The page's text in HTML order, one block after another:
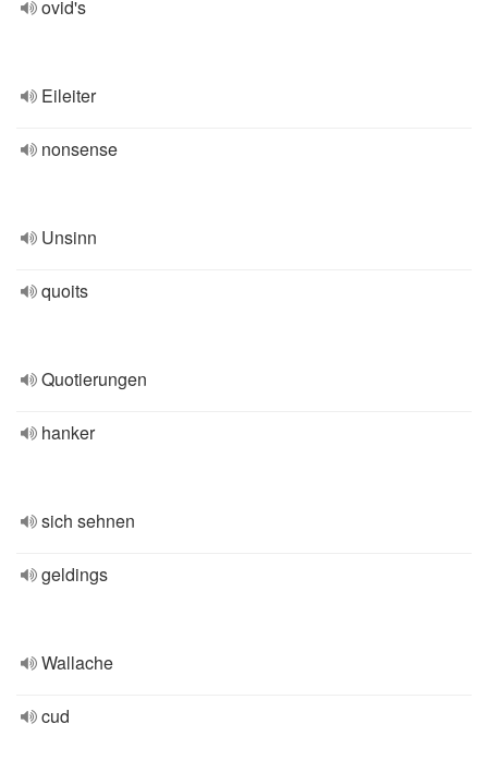
ovid's
Eileiter
nonsense
Unsinn
quoits
Quotierungen
hanker
sich sehnen
geldings
Wallache
cud